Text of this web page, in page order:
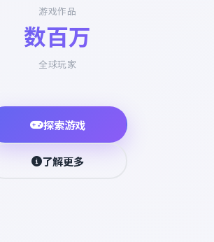
游戏作品
数百万
全球玩家
探索游戏
了解更多